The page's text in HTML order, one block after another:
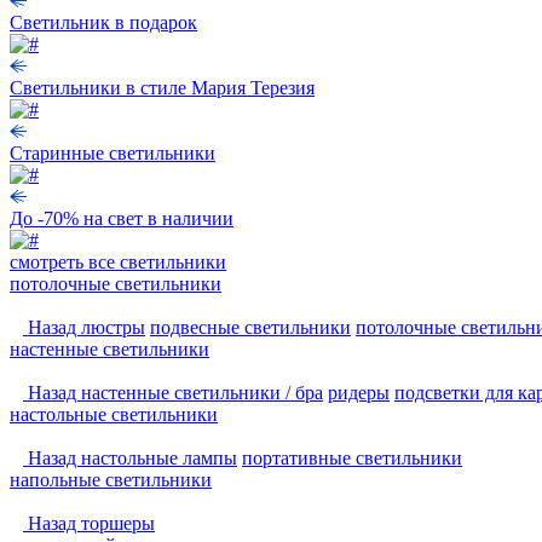
Светильник в подарок
Светильники в стиле Мария Терезия
Старинные светильники
До -70% на свет в наличии
смотреть все светильники
потолочные светильники
Назад люстры подвесные светильники потолочные
настенные светильники
Назад настенные светильники / бра ридеры подсветки для
настольные светильники
Назад настольные лампы портативные светильники
напольные светильники
Назад торшеры